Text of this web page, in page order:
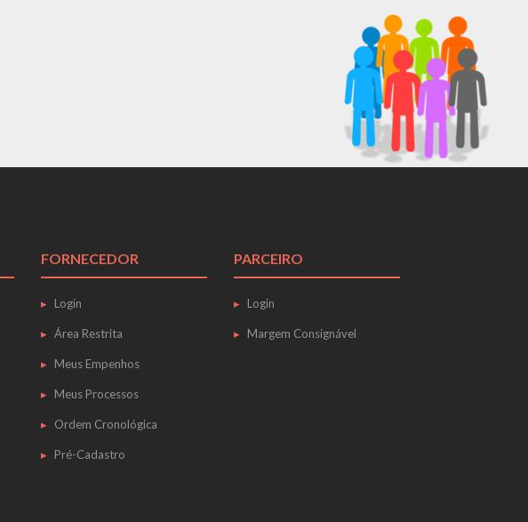
FORNECEDOR
Login
Área Restrita
Meus Empenhos
Meus Processos
Ordem Cronológica
Pré-Cadastro
PARCEIRO
Login
Margem Consignável